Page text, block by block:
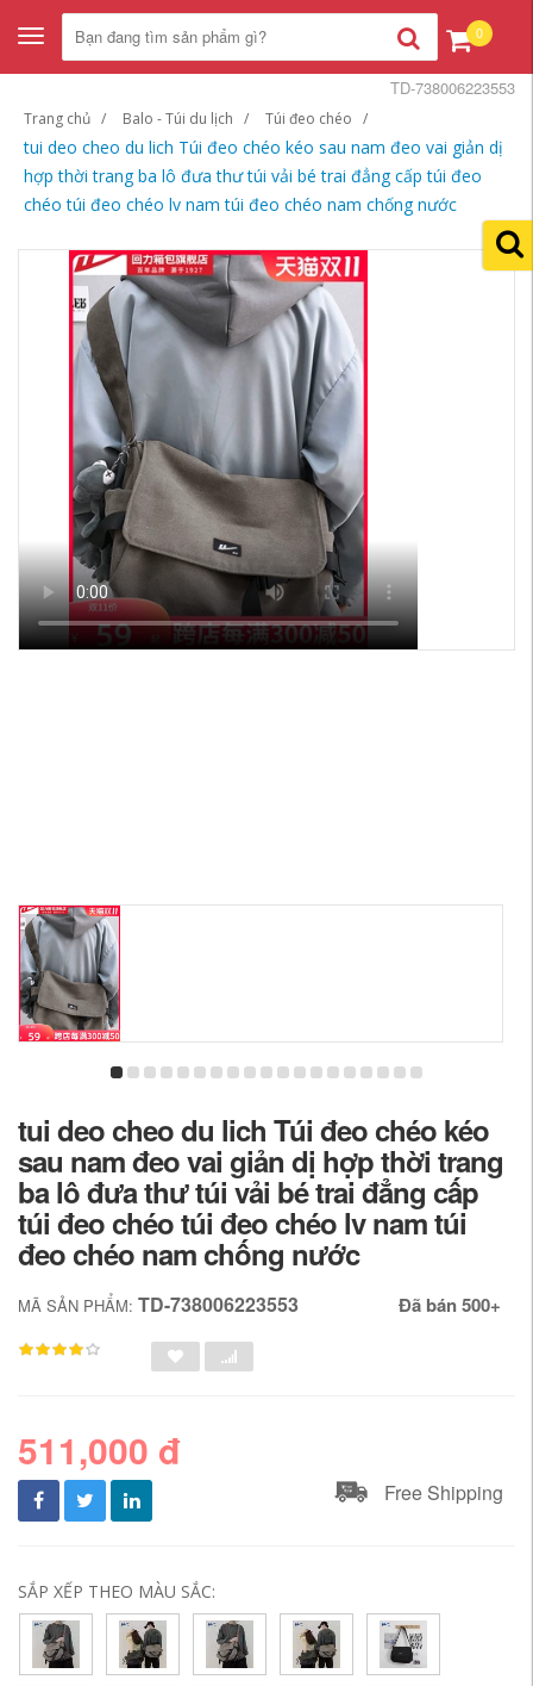
Toggle
navigation
0
Trang chủ Balo - Túi du lịch Túi đeo chéo
tui deo cheo du lich Túi đeo chéo kéo sau nam đeo vai giản dị
hợp thời trang ba lô đưa thư túi vải bé trai đẳng cấp túi đeo
chéo túi đeo chéo lv nam túi đeo chéo nam chống nước
TD-738006223553
tui deo cheo du lich Túi đeo chéo kéo
sau nam đeo vai giản dị hợp thời trang
ba lô đưa thư túi vải bé trai đẳng cấp
túi đeo chéo túi đeo chéo lv nam túi
đeo chéo nam chống nước
MÃ SẢN PHẨM: TD-738006223553 Đã bán 500+
511,000 đ
Free Shipping
SẮP XẾP THEO MÀU SẮC: